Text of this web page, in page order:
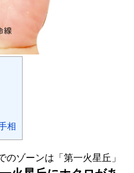
相
ゾーンは「第一火星丘」